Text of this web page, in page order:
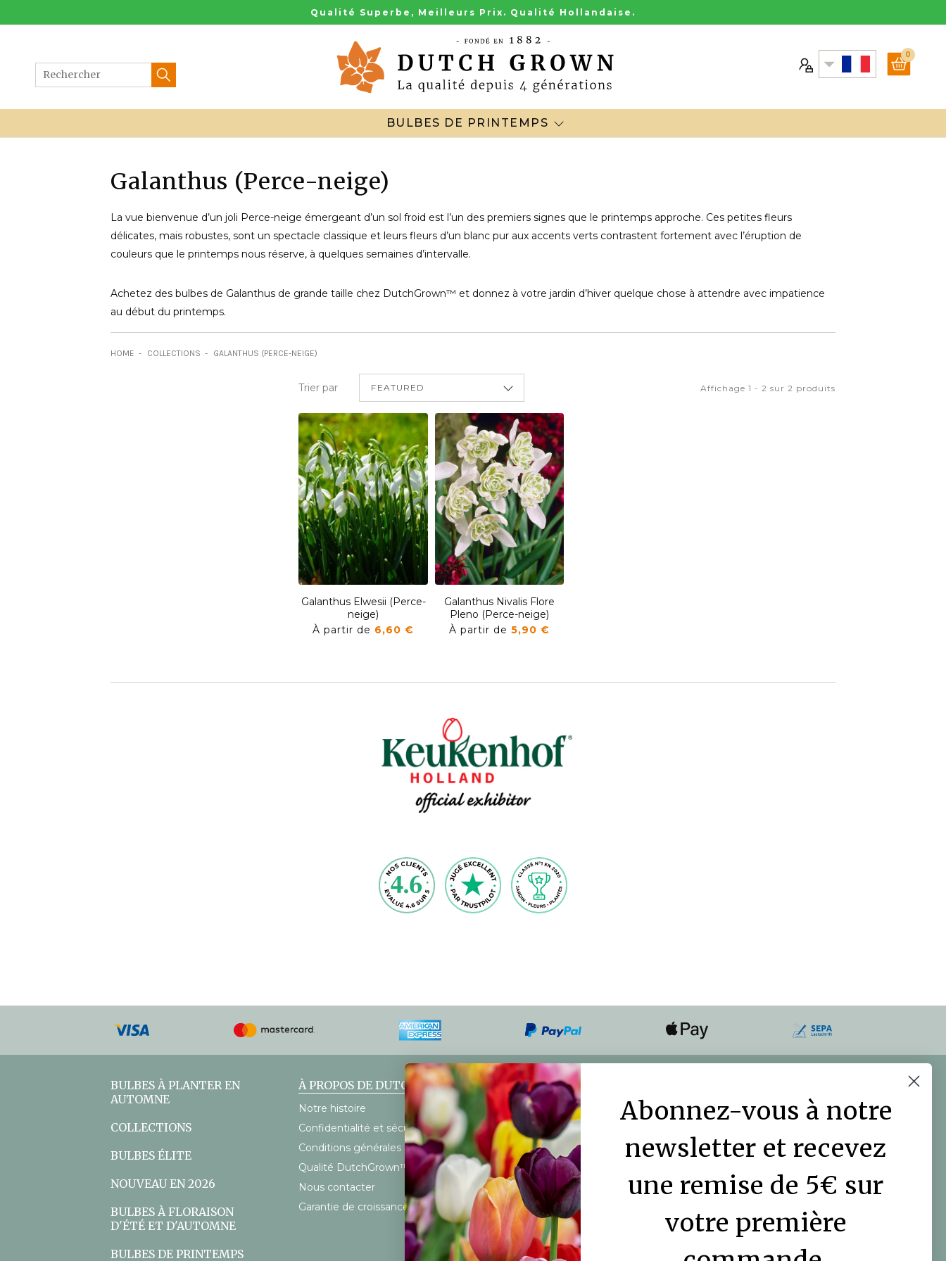
au
Qualité Superbe, Meilleurs Prix. Qualité Hollandaise.
0
BULBES DE PRINTEMPS
Galanthus (Perce-neige)
La vue bienvenue d’un joli Perce-neige émergeant d’un sol froid est l’un des premiers signes que le printemps approche. Ces petites fleurs
délicates, mais robustes, sont un spectacle classique et leurs fleurs d’un blanc pur aux accents verts contrastent fortement avec l’éruption de
couleurs que le printemps nous réserve, à quelques semaines d’intervalle.
Achetez des bulbes de Galanthus de grande taille chez DutchGrown™ et donnez à votre jardin d’hiver quelque chose à attendre avec impatience
au début du printemps.
HOME COLLECTIONS GALANTHUS (PERCE-NEIGE)
Trier par Affichage 1 - 2 sur 2 produits
Galanthus Elwesii (Perce-
neige)
À partir de 6,60 €
Galanthus Nivalis Flore
Pleno (Perce-neige)
À partir de 5,90 €
paiement
BULBES À PLANTER EN
AUTOMNE
COLLECTIONS
BULBES ÉLITE
NOUVEAU EN 2026
BULBES À FLORAISON
D'ÉTÉ ET D'AUTOMNE
BULBES DE PRINTEMPS
À PROPOS DE DUTCHGROWN
Notre histoire
Confidentialité et sécurité
Conditions générales
Qualité DutchGrown™
Nous contacter
Garantie de croissance à 100%
SERVICE À LA CLIENTÈLE
FAQ
Mon compte
Calendrier d’expédition
Frais d’expédition
Le blog DutchGrown
Vidéos
Abonnez-vous à notre
newsletter et recevez
une remise de 5€ sur
votre première